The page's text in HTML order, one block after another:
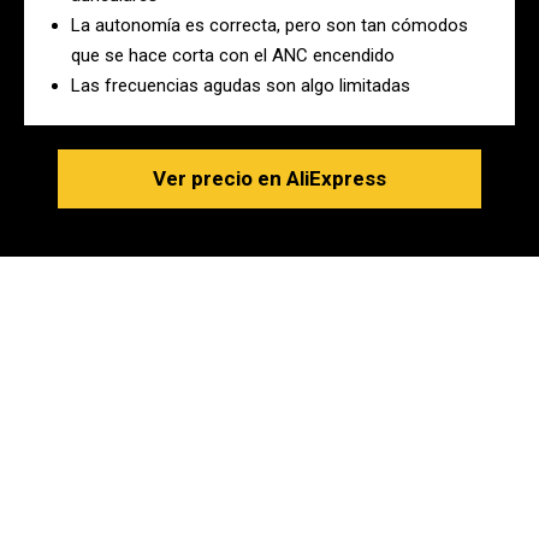
La autonomía es correcta, pero son tan cómodos
que se hace corta con el ANC encendido
Las frecuencias agudas son algo limitadas
Ver precio en AliExpress